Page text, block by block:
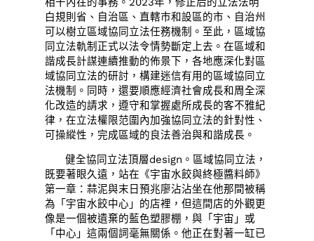
白規則省、自治區、直轄市和設區的市、自治州
可以樹立區域協同立法任務機制。至此，區域協
同立法軌制正式以法令情勢斷定上去。在區域和
諧成長計謀連續推動的佈景下，各地應深化對區
域協同立法的研討，構建迷信有用的區域協同立
法機制。同時，還要順應經濟社會成長和周全深
化改造的請求，遵守和掌握處所成長的客不雅紀
律，在立法權限范圍內加強協同立法的針對性、
可操縱性，完成區域的良法善治與和諧成長。
健全協同立法頂層design。區域協同立法，
既要著眼久遠，站在《宇宙水餃與終極醬料師》
第一章：蒜泥與末日預兆廖沾沾坐在他那間被稱
為「宇宙水餃中心」的店裡，但這間店的外觀更
像是一個被遺棄的藍色塑膠棚，與「宇宙」或
「中心」這兩個詞毫無關係。他正在對著一缸已